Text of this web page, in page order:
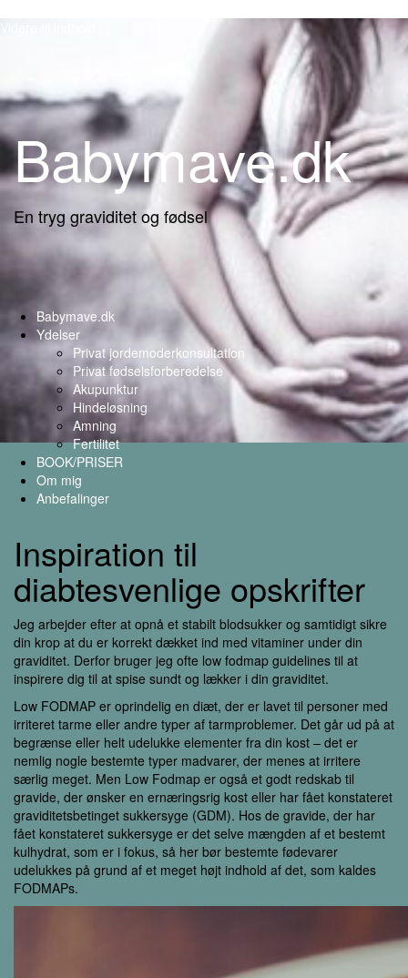
Babymave.dk
En tryg graviditet og fødsel
Babymave.dk
Ydelser
Privat jordemoderkonsultation
Privat fødselsforberedelse
Akupunktur
Hindeløsning
Amning
Fertilitet
BOOK/PRISER
Om mig
Anbefalinger
Inspiration til
diabtesvenlige opskrifter
Jeg arbejder efter at opnå et stabilt blodsukker og samtidigt sikre
din krop at du er korrekt dækket ind med vitaminer under din
graviditet. Derfor bruger jeg ofte low fodmap guidelines til at
inspirere dig til at spise sundt og lækker i din graviditet.
Low FODMAP er oprindelig en diæt, der er lavet til personer med
irriteret tarme eller andre typer af tarmproblemer. Det går ud på at
begrænse eller helt udelukke elementer fra din kost – det er
nemlig nogle bestemte typer madvarer, der menes at irritere
særlig meget. Men Low Fodmap er også et godt redskab til
gravide, der ønsker en ernæringsrig kost eller har fået konstateret
graviditetsbetinget sukkersyge (GDM). Hos de gravide, der har
fået konstateret sukkersyge er det selve mængden af et bestemt
kulhydrat, som er i fokus, så her bør bestemte fødevarer
udelukkes på grund af et meget højt indhold af det, som kaldes
FODMAPs.